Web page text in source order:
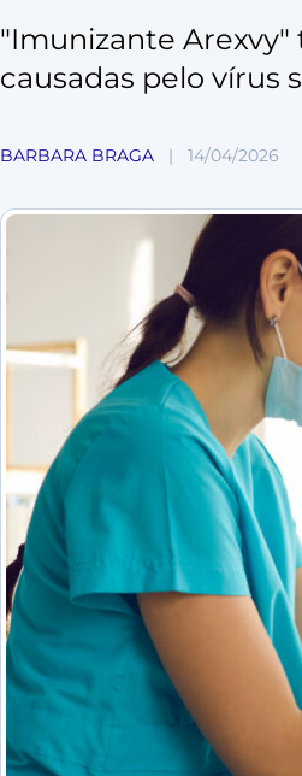
"Imunizante Arexvy"
causadas pelo vírus
BARBARA BRAGA | 14/04/2026